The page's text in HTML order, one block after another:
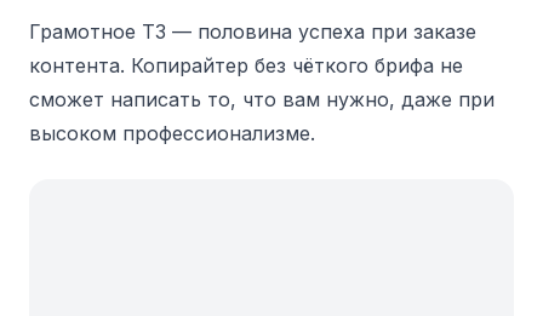
Грамотное ТЗ — половина успеха при заказе
контента. Копирайтер без чёткого брифа не
сможет написать то, что вам нужно, даже при
высоком профессионализме.